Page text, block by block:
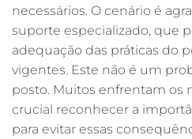
necessários. O cenário é
suporte especializado, que
adequação das práticas do
vigentes. Este não é um
posto. Muitos enfrentam os
crucial reconhecer a
para evitar essas